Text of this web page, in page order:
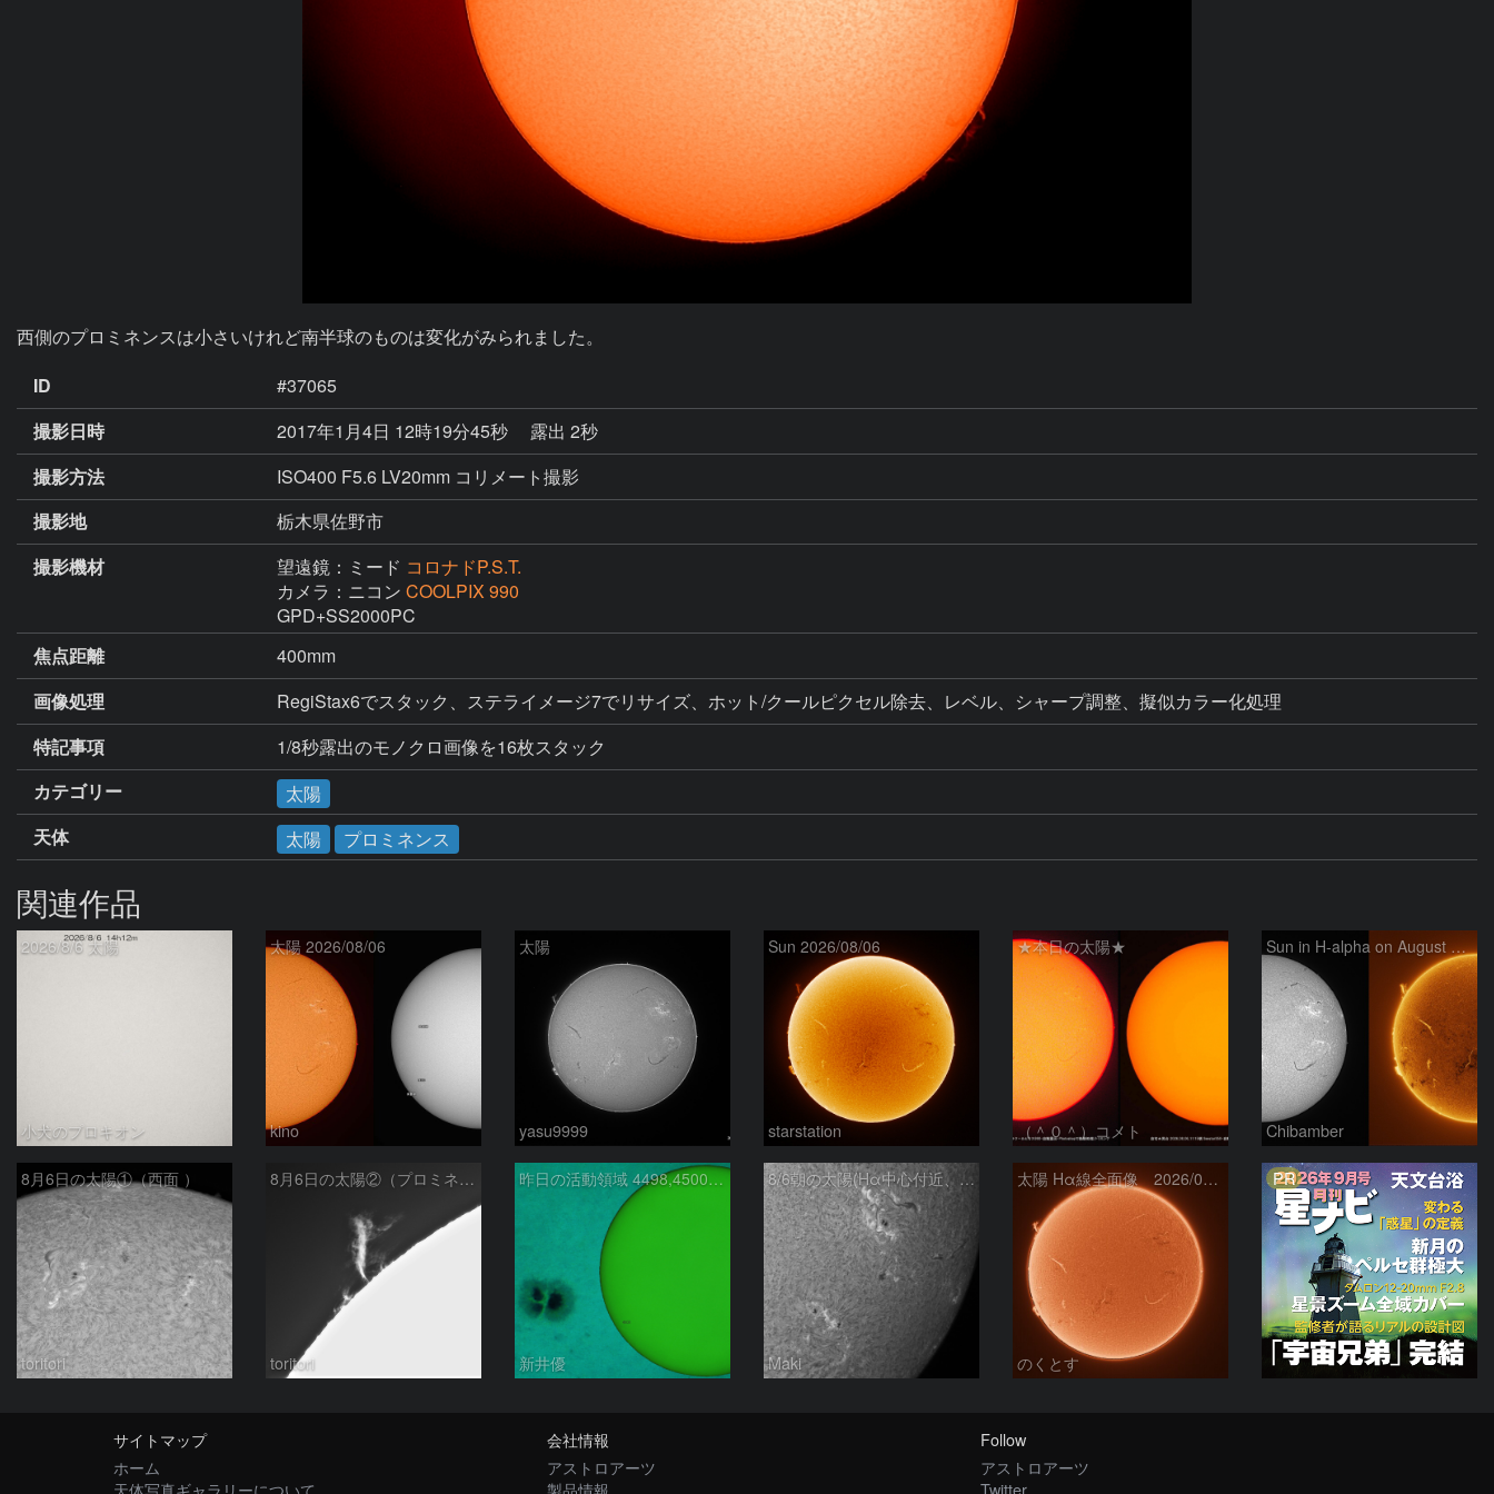
西側のプロミネンスは小さいけれど南半球のものは変化がみられました。
ID
#37065
撮影日時
2017年1月4日 12時19分45秒
露出 2秒
撮影方法
ISO400 F5.6 LV20mm コリメート撮影
撮影地
栃木県佐野市
撮影機材
望遠鏡：ミード コロナドP.S.T.
カメラ：ニコン COOLPIX 990
GPD+SS2000PC
焦点距離
400mm
画像処理
RegiStax6でスタック、ステライメージ7でリサイズ、ホット/クールピクセル除去、レベル、シャープ調整、擬似カラー化処理
特記事項
1/8秒露出のモノクロ画像を16枚スタック
カテゴリー
太陽
天体
太陽 プロミネンス
関連作品
2026/8/6 太陽
小犬のプロキオン
太陽 2026/08/06
kino
太陽
yasu9999
Sun 2026/08/06
starstation
★本日の太陽★
（＾０＾）コメト
Sun in H-alpha on August 6, 2026
Chibamber
8月6日の太陽①（西面 ）
toritori
8月6日の太陽②（プロミネン北東縁 ）
toritori
昨日の活動領域 4498,4500：2026/08/05
新井優
8/6朝の太陽(Hα中心付近、4498、4502付近)
Maki
太陽 Hα線全面像 2026/08/06
のくとす
PR
サイトマップ
ホーム
天体写真ギャラリーについて
会社情報
アストロアーツ
製品情報
Follow
アストロアーツ
Twitter